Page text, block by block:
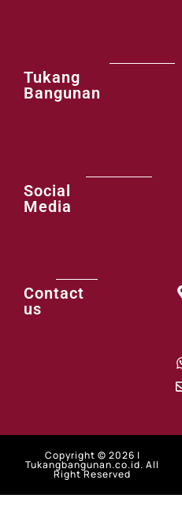
Tukang
Bangunan
Social
Media
Contact
us
Copyright © 2026 |
Tukangbangunan.co.id. All
Right Reserved